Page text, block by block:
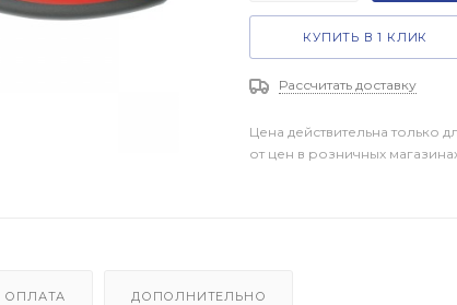
КУПИТЬ В 1 КЛИК
Рассчитать доставку
Цена действительна только
от цен в розничных
ОПЛАТА ДОПОЛНИТЕЛЬНО